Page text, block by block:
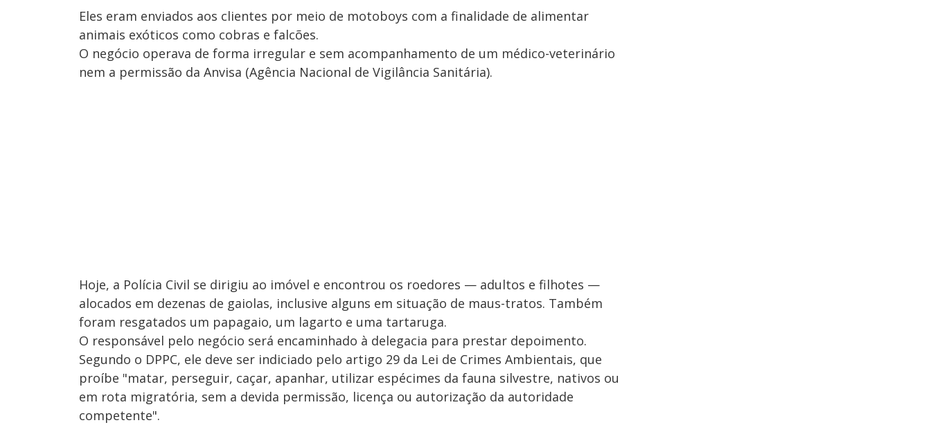
Eles eram enviados aos clientes por meio de motoboys com a finalidade de alimentar
animais exóticos como cobras e falcões.
O negócio operava de forma irregular e sem acompanhamento de um médico-veterinário
nem a permissão da Anvisa (Agência Nacional de Vigilância Sanitária).
Hoje, a Polícia Civil se dirigiu ao imóvel e encontrou os roedores — adultos e filhotes —
alocados em dezenas de gaiolas, inclusive alguns em situação de maus-tratos. Também
foram resgatados um papagaio, um lagarto e uma tartaruga.
O responsável pelo negócio será encaminhado à delegacia para prestar depoimento.
Segundo o DPPC, ele deve ser indiciado pelo artigo 29 da Lei de Crimes Ambientais, que
proíbe "matar, perseguir, caçar, apanhar, utilizar espécimes da fauna silvestre, nativos ou
em rota migratória, sem a devida permissão, licença ou autorização da autoridade
competente".